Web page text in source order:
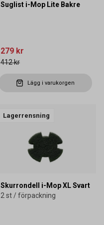
Suglist i-Mop Lite Bakre
279 kr
412 kr
Lägg i varukorgen
Lagerrensning
Skurrondell i-Mop XL Svart
2 st / förpackning